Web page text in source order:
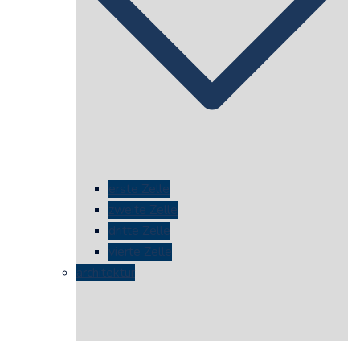
erste Zelle
zweite Zelle
dritte Zelle
vierte Zelle
architektur